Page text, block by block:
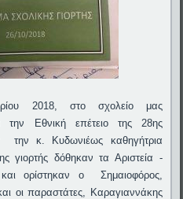
2018, στο σχολείο μας
την Εθνική επέτειο της 28ης
την κ. Κυδωνιέως καθηγήτρια
γιορτής δόθηκαν τα Αριστεία -
ορίστηκαν o Σημαιοφόρος,
οι παραστάτες, Καραγιαννάκης